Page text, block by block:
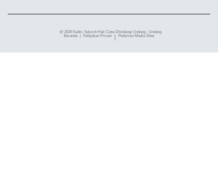
@ 2026 Kadin, Seluruh Hak Cipta Dilindungi Undang - Undang
Beranda
Kebijakan Privasi | Pedoman Media Siber